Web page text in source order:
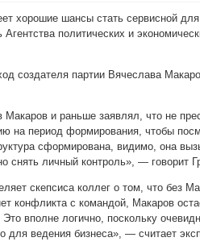
хорошие шансы стать сервисной
Агентства политических и
создателя партии Вячеслава
и раньше заявлял, что не
на период формирования, чтобы
сформирована, видимо, она
снять личный контроль», — говорит
скепсиса коллег о том, что без
конфликта с командой, Макаров
вполне логично, поскольку
для ведения бизнеса», — считает